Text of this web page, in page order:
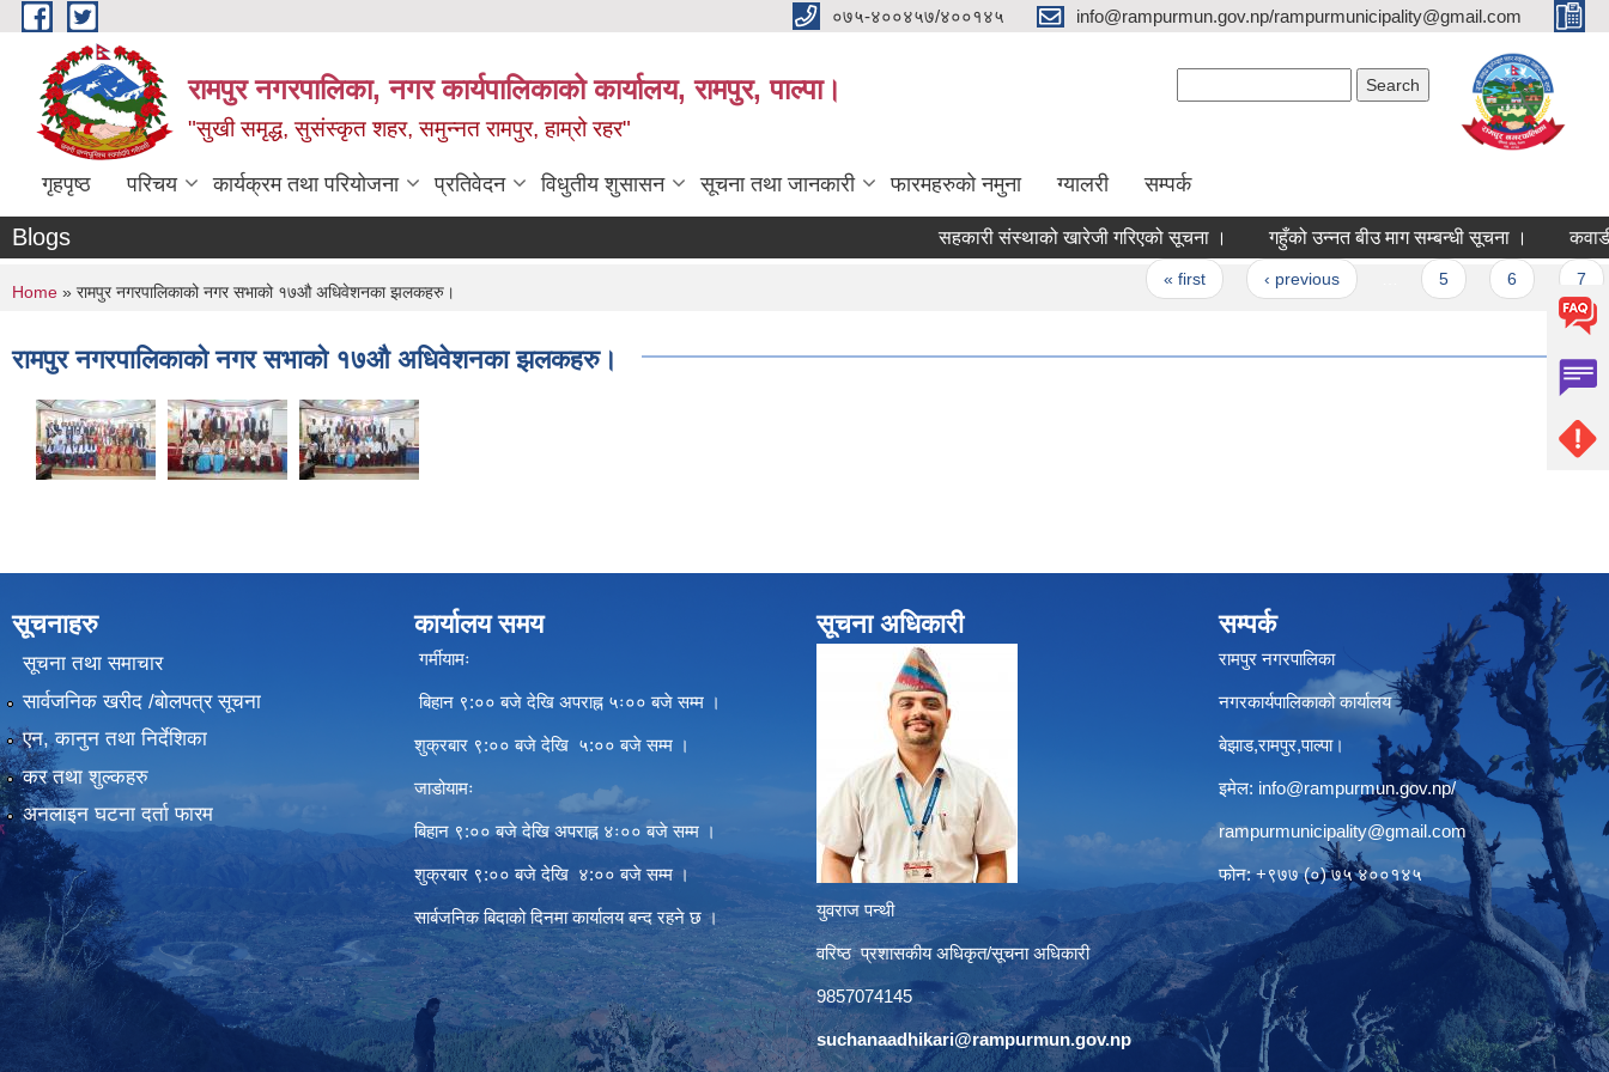
Skip to main content ०७५-४००४५७/४००१४५ info@rampurmun.gov.np/rampurmunicipality@gmail.com
रामपुर नगरपालिका, नगर कार्यपालिकाको कार्यालय, रामपुर, पाल्पा।
"सुखी समृद्ध, सुसंस्कृत शहर, समुन्नत रामपुर, हाम्रो रहर"
गृहपृष्ठ परिचय कार्यक्रम तथा परियोजना प्रतिवेदन विधुतीय शुसासन सूचना तथा जानकारी फारमहरुको नमुना ग्यालरी सम्पर्क
Blogs सहकारी संस्थाको खारेजी गरिएको सूचना । गहुँको उन्नत बीउ माग सम्बन्धी सूचना । कवाडी
« first ‹ previous
You are here
Home » रामपुर नगरपालिकाको नगर सभाको १७औ अधिवेशनका झलकहरु।
रामपुर नगरपालिकाको नगर सभाको १७औ अधिवेशनका झलकहरु।
सूचनाहरु
सूचना तथा समाचार
सार्वजनिक खरीद /बोलपत्र सूचना
एन, कानुन तथा निर्देशिका
कर तथा शुल्कहरु
अनलाइन घटना दर्ता फारम
कार्यालय समय
गर्मीयामः
बिहान ९:०० बजे देखि अपराह्न ५ः०० बजे सम्म ।
शुक्रबार ९:०० बजे देखि ५:०० बजे सम्म ।
जाडोयामः
बिहान ९:०० बजे देखि अपराह्न ४ः०० बजे सम्म ।
शुक्रबार ९:०० बजे देखि ४:०० बजे सम्म ।
सार्बजनिक बिदाको दिनमा कार्यालय बन्द रहने छ ।
सूचना अधिकारी
युवराज पन्थी
वरिष्ठ प्रशासकीय अधिकृत/सूचना अधिकारी
9857074145
suchanaadhikari@rampurmun.gov.np
सम्पर्क
रामपुर नगरपालिका
नगरकार्यपालिकाको कार्यालय
बेझाड,रामपुर,पाल्पा।
इमेल: info@rampurmun.gov.np/
rampurmunicipality@gmail.com
फोन: +९७७ (०) ७५ ४००१४५